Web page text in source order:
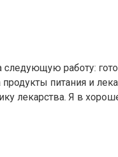
работу:
питания и
лекарства. Я в